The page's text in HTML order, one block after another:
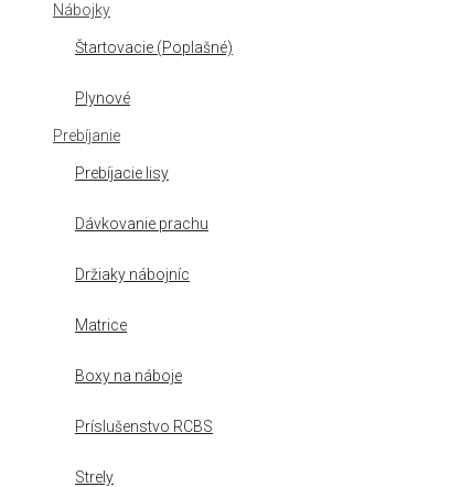
Nábojky
Štartovacie (Poplašné)
Plynové
Prebíjanie
Prebíjacie lisy
Dávkovanie prachu
Držiaky nábojníc
Matrice
Boxy na náboje
Príslušenstvo RCBS
Strely